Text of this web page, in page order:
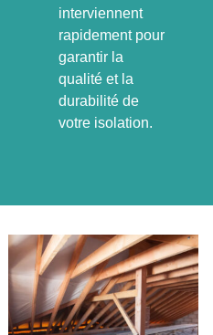
interviennent
rapidement pour
garantir la
qualité et la
durabilité de
votre isolation.